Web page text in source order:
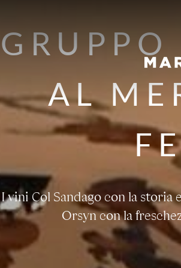
AL
I vini Col Sandago con la storia
Orsyn con la